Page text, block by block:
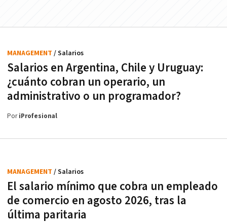
Salarios en Argentina, Chile y Uruguay:
¿cuánto cobran un operario, un
administrativo o un programador?
MANAGEMENT / Salarios
PoriProfesional
El salario mínimo que cobra un empleado
de comercio en agosto 2026, tras la
última paritaria
MANAGEMENT / Salarios